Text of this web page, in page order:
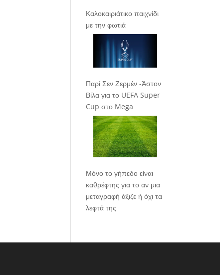
Καλοκαιριάτικο παιχνίδι
με την φωτιά
Παρί Σεν Ζερμέν -Άστον
Βίλα για το UEFA Super
Cup στο Mega
Μόνο το γήπεδο είναι
καθρέφτης για το αν μια
μεταγραφή άξιζε ή όχι τα
λεφτά της